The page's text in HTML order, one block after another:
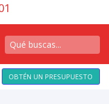
OBTÉN UN PRESUPUESTO